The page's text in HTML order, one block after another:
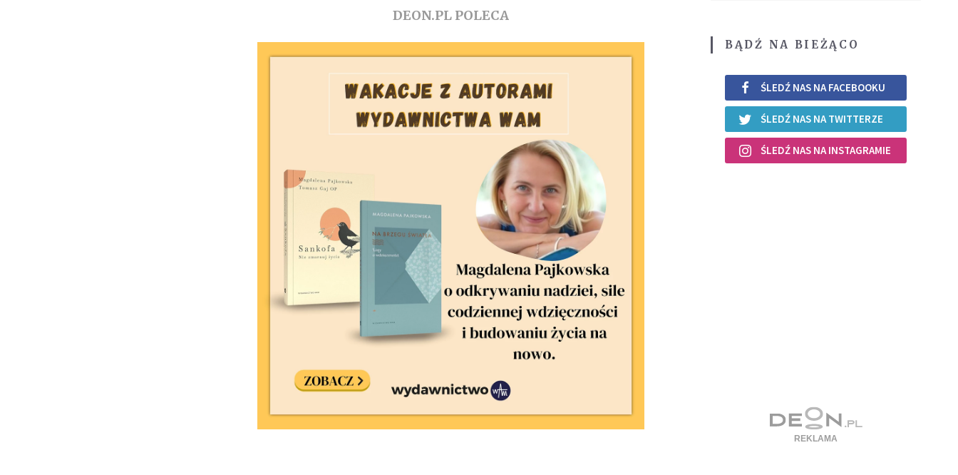
DEON.PL POLECA
BĄDŹ NA BIEŻĄCO
ŚLEDŹ NAS NA FACEBOOKU
ŚLEDŹ NAS NA TWITTERZE
ŚLEDŹ NAS NA INSTAGRAMIE